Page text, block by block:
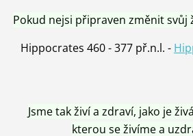
Pokud nejsi připraven změnit svůj
Hippocrates 460 - 377 př.n.l. -
Jsme tak živí a zdraví, jako je
kterou se živíme a